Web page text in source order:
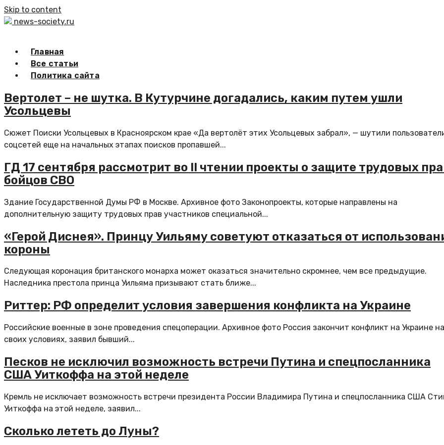
Skip to content
news-society.ru
Главная
Все статьи
Политика сайта
Вертолет – не шутка. В Кутурчине догадались, каким путем ушли
Усольцевы
Сюжет Поиски Усольцевых в Красноярском крае «Да вертолёт этих Усольцевых забрал», — шутили
соцсетей еще на начальных этапах поисков пропавшей...
ГД 17 сентября рассмотрит во II чтении проекты о защите трудовых
бойцов СВО
Здание Государственной Думы РФ в Москве. Архивное фото Законопроекты, которые направлены на
дополнительную защиту трудовых прав участников специальной...
«Герой Диснея». Принцу Уильяму советуют отказаться от
короны
Следующая коронация британского монарха может оказаться значительно скромнее, чем все предыдущие.
Наследника престола принца Уильяма призывают стать ближе...
Риттер: РФ определит условия завершения конфликта на Украине
Российские военные в зоне проведения спецоперации. Архивное фото Россия закончит конфликт на Украине на
своих условиях, заявил бывший...
Песков не исключил возможность встречи Путина и спецпосланника
США Уиткоффа на этой неделе
Кремль не исключает возможность встречи президента России Владимира Путина и спецпосланника США
Уиткоффа на этой неделе, заявил...
Сколько лететь до Луны?